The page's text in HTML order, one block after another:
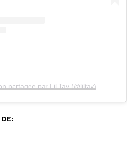
partagée par Lil Tay (@liltay)